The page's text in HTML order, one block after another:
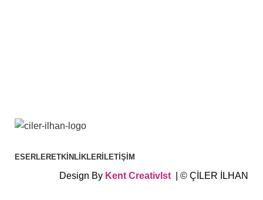
ESERLERETKINLIKLER İLETIŞIM
Design By Kent CreativIst | © ÇİLER İLHAN